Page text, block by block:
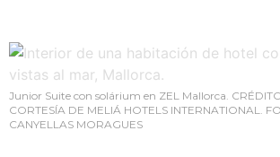
Junior Suite con solárium en ZEL Mallorca.
CORTESÍA DE MELIÁ HOTELS INTERNATIONAL.
CANYELLAS MORAGUES